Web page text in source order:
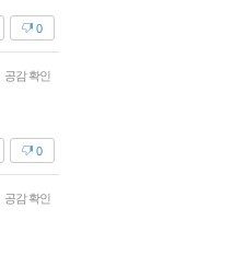
0
공감 확인
0
공감 확인